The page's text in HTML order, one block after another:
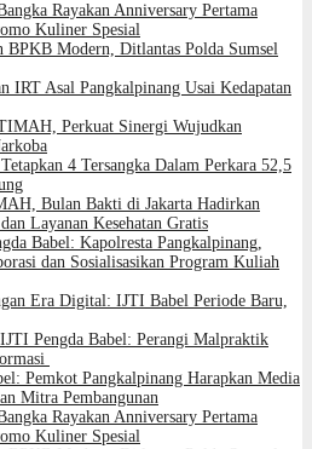
Rayakan Anniversary Pertama
Kuliner Spesial
BPKB Modern, Ditlantas Polda Sumsel
IRT Asal Pangkalpinang Usai Kedapatan
Perkuat Sinergi Wujudkan
4 Tersangka Dalam Perkara 52,5
Bulan Bakti di Jakarta Hadirkan
Layanan Kesehatan Gratis
Babel: Kapolresta Pangkalpinang,
dan Sosialisasikan Program Kuliah
Era Digital: IJTI Babel Periode Baru,
Pengda Babel: Perangi Malpraktik
Pemkot Pangkalpinang Harapkan Media
Mitra Pembangunan
Rayakan Anniversary Pertama
Kuliner Spesial